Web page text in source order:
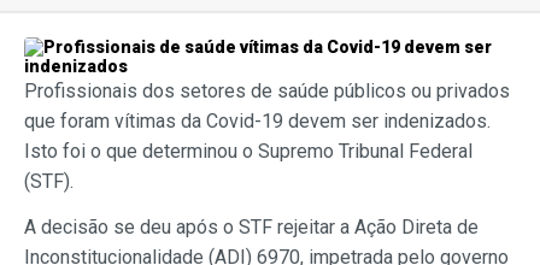
Profissionais dos setores de saúde públicos ou privados
que foram vítimas da Covid-19 devem ser indenizados.
Isto foi o que determinou o Supremo Tribunal Federal
(STF).
A decisão se deu após o STF rejeitar a Ação Direta de
Inconstitucionalidade (ADI) 6970, impetrada pelo governo